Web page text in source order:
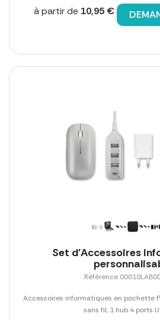
à partir de 10,95 €
Set d'Accessoires
Référence
Accessoires informatiques en pochette
sans fil, 1 hub 4 ports